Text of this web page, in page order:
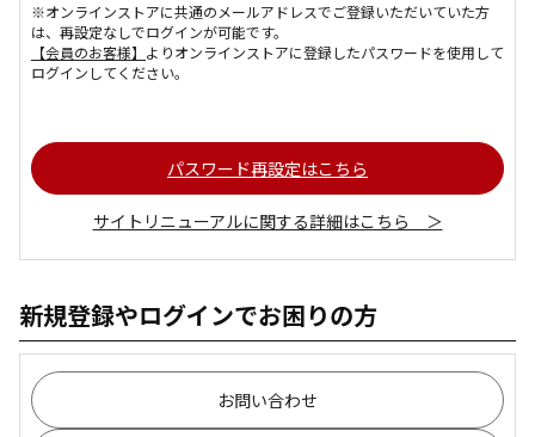
※オンラインストアに共通のメールアドレスでご登録いただいていた方
は、再設定なしでログインが可能です。
【会員のお客様】 よりオンラインストアに登録したパスワードを使用して
ログインしてください。
パスワード再設定はこちら
サイトリニューアルに関する詳細はこちら ＞
新規登録やログインでお困りの方
お問い合わせ